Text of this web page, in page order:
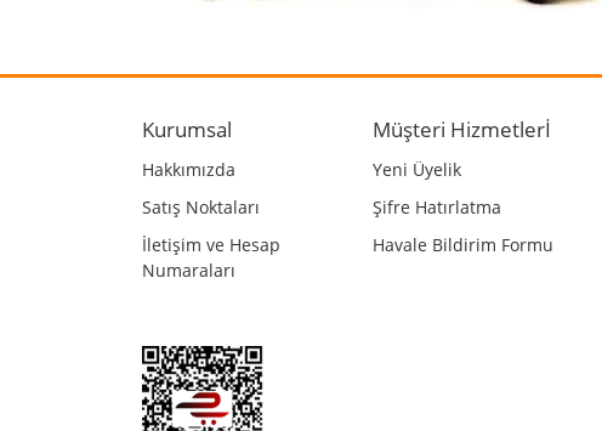
Kurumsal
Hakkımızda
Satış Noktaları
İletişim ve Hesap
Numaraları
Müşteri Hizmetlerİ
Yeni Üyelik
Şifre Hatırlatma
Havale Bildirim Formu